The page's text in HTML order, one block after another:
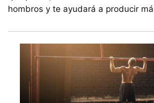
hombros y te ayudará a producir